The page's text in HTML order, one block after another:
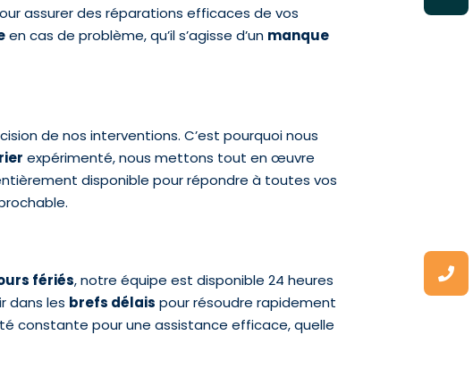
assurer des réparations efficaces de vos
en cas de problème, qu’il s’agisse d’un manque
de nos interventions. C’est pourquoi nous
expérimenté, nous mettons tout en œuvre
disponible pour répondre à toutes vos
fériés, notre équipe est disponible 24 heures
dans les brefs délais pour résoudre rapidement
constante pour une assistance efficace, quelle